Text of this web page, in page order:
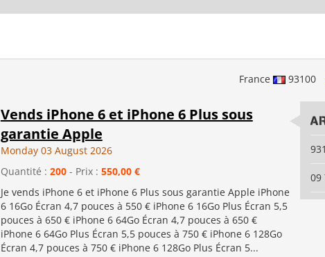
France 93100
Vends iPhone 6 et iPhone 6 Plus sous
garantie Apple
Monday 03 August 2026
Quantité : 200- Prix : 550,00 €
Je vends iPhone 6 et iPhone 6 Plus sous garantie Apple iPhone
6 16Go Écran 4,7 pouces à 550 € iPhone 6 16Go Plus Écran 5,5
pouces à 650 € iPhone 6 64Go Écran 4,7 pouces à 650 €
iPhone 6 64Go Plus Écran 5,5 pouces à 750 € iPhone 6 128Go
Écran 4,7 pouces à 750 € iPhone 6 128Go Plus Écran 5...
09